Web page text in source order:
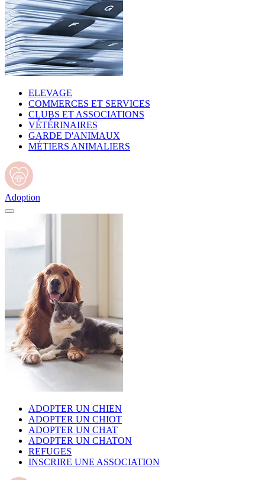
ELEVAGE
COMMERCES ET SERVICES
CLUBS ET ASSOCIATIONS
VÉTÉRINAIRES
GARDE D'ANIMAUX
MÉTIERS ANIMALIERS
Adoption
ADOPTER UN CHIEN
ADOPTER UN CHIOT
ADOPTER UN CHAT
ADOPTER UN CHATON
REFUGES
INSCRIRE UNE ASSOCIATION